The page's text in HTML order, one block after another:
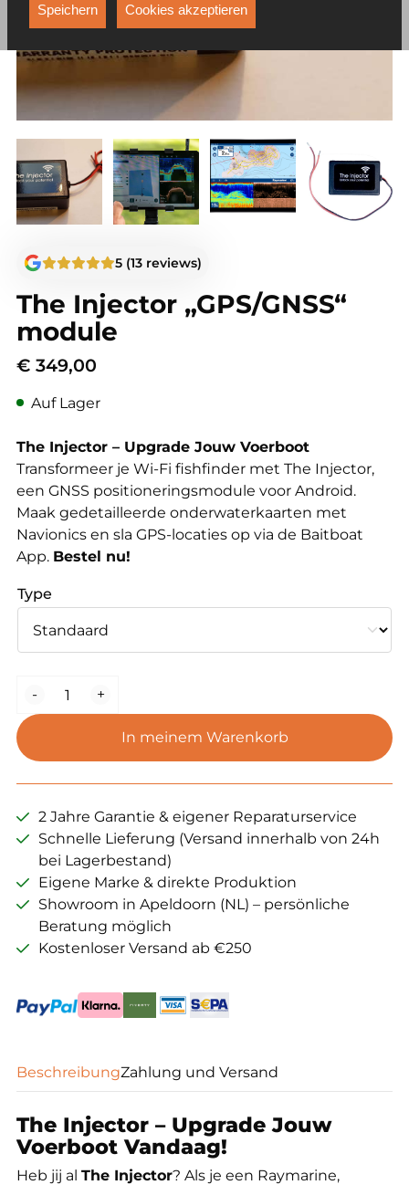
The Injector „GPS/GNSS“
module
€ 349,00
Auf Lager
The Injector – Upgrade Jouw Voerboot
Transformeer je Wi-Fi fishfinder met The Injector,
een GNSS positioneringsmodule voor Android.
Maak gedetailleerde onderwaterkaarten met
Navionics en sla GPS-locaties op via de Baitboat
App. Bestel nu!
Type
-
"GPS/GNSS"
module
+
In meinem Warenkorb
5 (13 reviews)
2 Jahre Garantie & eigener Reparaturservice
Schnelle Lieferung (Versand innerhalb von 24h
bei Lagerbestand)
Eigene Marke & direkte Produktion
Showroom in Apeldoorn (NL) – persönliche
Beratung möglich
Kostenloser Versand ab €250
BeschreibungZahlung und Versand
The Injector – Upgrade Jouw
Voerboot Vandaag!
Heb jij al The Injector? Als je een Raymarine,
dieselbe Werbung ständig angezeigt wird.
Speichern Cookies akzeptieren